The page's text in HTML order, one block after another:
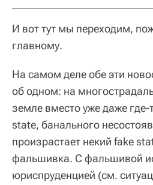
И вот тут мы переходим,
главному.
На самом деле обе эти
об одном: на
земле вместо уже даже
state, банального
произрастает некий fake
фальшивка. С фальшивой
юриспруденцией (см.